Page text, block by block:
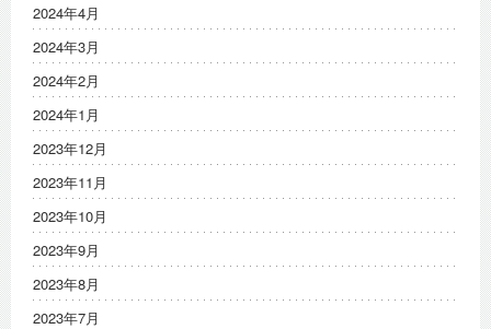
2024年4月
2024年3月
2024年2月
2024年1月
2023年12月
2023年11月
2023年10月
2023年9月
2023年8月
2023年7月